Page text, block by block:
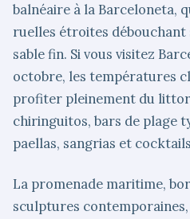
balnéaire à la Barceloneta,
ruelles étroites débouchant
sable fin. Si vous visitez
octobre, les températures
profiter pleinement du
chiringuitos, bars de plage
paellas, sangrias et
La promenade maritime,
sculptures